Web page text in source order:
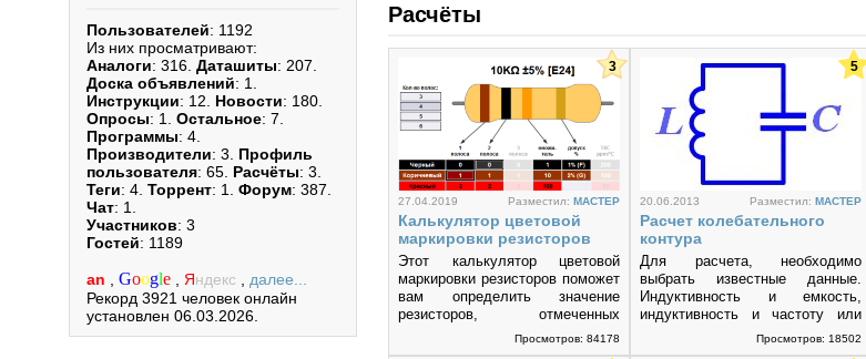
Пользователей: 1192
Из них просматривают:
Аналоги: 316. Даташиты: 207.
Доска объявлений: 1.
Инструкции: 12. Новости: 180.
Опросы: 1. Остальное: 7.
Программы: 4.
Производители: 3. Профиль
пользователя: 65. Расчёты: 3.
Теги: 4. Торрент: 1. Форум: 387.
Чат: 1.
Участников: 3
Гостей: 1189
an Google Яндекс
далее...
Рекорд 3921 человек онлайн
установлен 06.03.2026.
Расчёты
27.04.2019 Разместил: MACTEP
Калькулятор цветовой
маркировки резисторов
Этот калькулятор цветовой
маркировки резисторов поможет
вам определить значение
резисторов, отмеченных
цветными полосами.
Калькулятор рассчитан на 3,...
Просмотров: 84178
3
20.06.2013 Разместил: MACTEP
Расчет колебательного
контура
Для расчета, необходимо
выбрать известные данные.
Индуктивность и емкость,
индуктивность и частоту или
частоту и емкость.Просмотров: 18502
5